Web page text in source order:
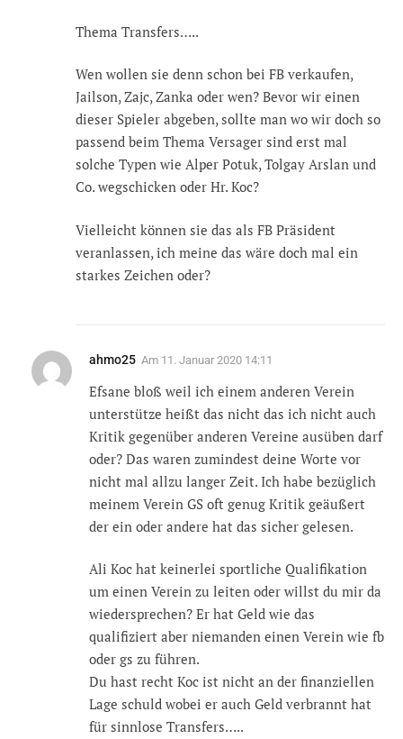
Thema Transfers…..
Wen wollen sie denn schon bei FB verkaufen,
Jailson, Zajc, Zanka oder wen? Bevor wir einen
dieser Spieler abgeben, sollte man wo wir doch so
passend beim Thema Versager sind erst mal
solche Typen wie Alper Potuk, Tolgay Arslan und
Co. wegschicken oder Hr. Koc?
Vielleicht können sie das als FB Präsident
veranlassen, ich meine das wäre doch mal ein
starkes Zeichen oder?
ahmo25 Am 11. Januar 2020 14:11
Efsane bloß weil ich einem anderen Verein
unterstütze heißt das nicht das ich nicht auch
Kritik gegenüber anderen Vereine ausüben darf
oder? Das waren zumindest deine Worte vor
nicht mal allzu langer Zeit. Ich habe bezüglich
meinem Verein GS oft genug Kritik geäußert
der ein oder andere hat das sicher gelesen.
Ali Koc hat keinerlei sportliche Qualifikation
um einen Verein zu leiten oder willst du mir da
wiedersprechen? Er hat Geld wie das
qualifiziert aber niemanden einen Verein wie fb
oder gs zu führen.
Du hast recht Koc ist nicht an der finanziellen
Lage schuld wobei er auch Geld verbrannt hat
für sinnlose Transfers…..